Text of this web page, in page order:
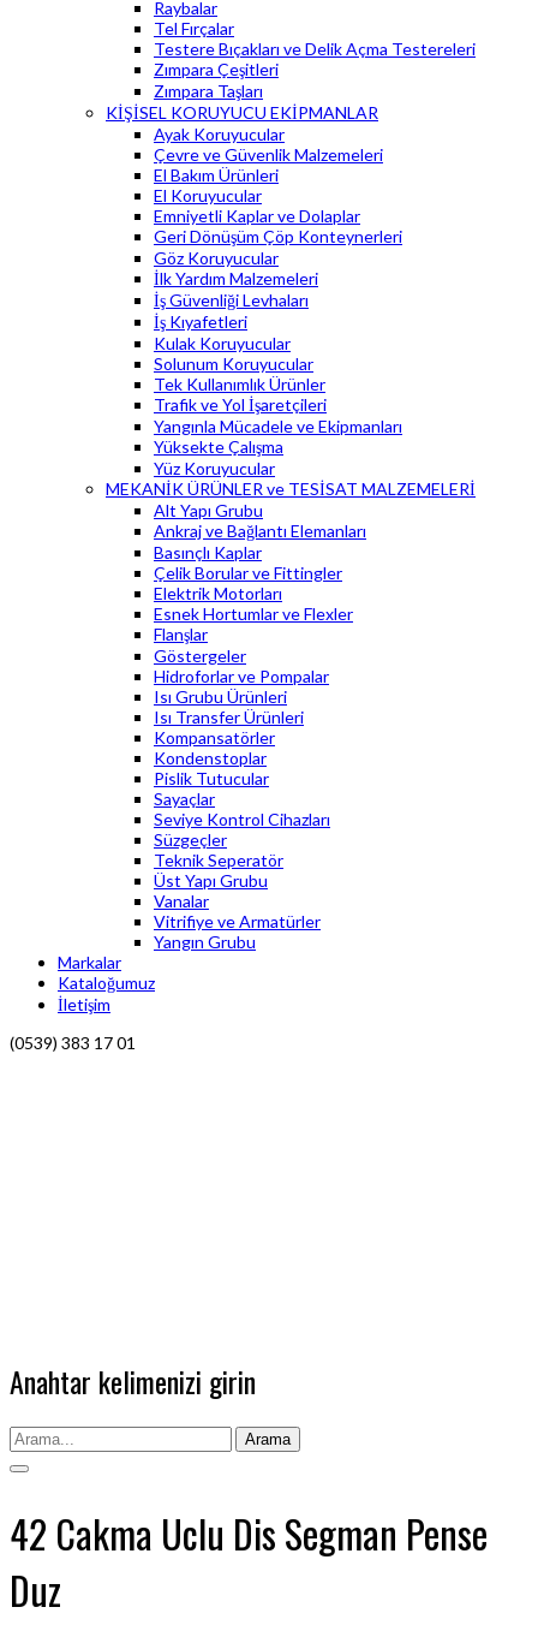
Raybalar
Tel Fırçalar
Testere Bıçakları ve Delik Açma Testereleri
Zımpara Çeşitleri
Zımpara Taşları
KİŞİSEL KORUYUCU EKİPMANLAR
Ayak Koruyucular
Çevre ve Güvenlik Malzemeleri
El Bakım Ürünleri
El Koruyucular
Emniyetli Kaplar ve Dolaplar
Geri Dönüşüm Çöp Konteynerleri
Göz Koruyucular
İlk Yardım Malzemeleri
İş Güvenliği Levhaları
İş Kıyafetleri
Kulak Koruyucular
Solunum Koruyucular
Tek Kullanımlık Ürünler
Trafik ve Yol İşaretçileri
Yangınla Mücadele ve Ekipmanları
Yüksekte Çalışma
Yüz Koruyucular
MEKANİK ÜRÜNLER ve TESİSAT MALZEMELERİ
Alt Yapı Grubu
Ankraj ve Bağlantı Elemanları
Basınçlı Kaplar
Çelik Borular ve Fittingler
Elektrik Motorları
Esnek Hortumlar ve Flexler
Flanşlar
Göstergeler
Hidroforlar ve Pompalar
Isı Grubu Ürünleri
Isı Transfer Ürünleri
Kompansatörler
Kondenstoplar
Pislik Tutucular
Sayaçlar
Seviye Kontrol Cihazları
Süzgeçler
Teknik Seperatör
Üst Yapı Grubu
Vanalar
Vitrifiye ve Armatürler
Yangın Grubu
Markalar
Kataloğumuz
İletişim
(0539) 383 17 01
Anahtar kelimenizi girin
Arama
42 Cakma Uclu Dis Segman Pense
Duz